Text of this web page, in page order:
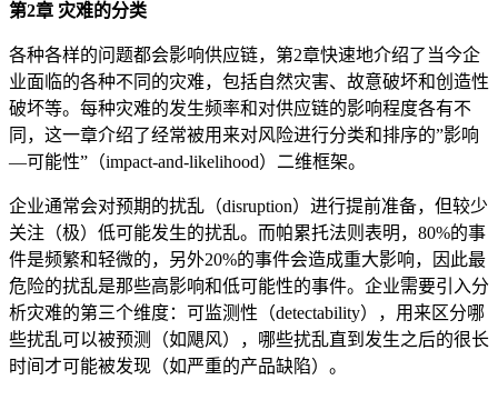
第2章 灾难的分类
各种各样的问题都会影响供应链，第2章快速地介绍了当今企
业面临的各种不同的灾难，包括自然灾害、故意破坏和创造性
破坏等。每种灾难的发生频率和对供应链的影响程度各有不
同，这一章介绍了经常被用来对风险进行分类和排序的”影响
—可能性”（impact-and-likelihood）二维框架。
企业通常会对预期的扰乱（disruption）进行提前准备，但较少
关注（极）低可能发生的扰乱。而帕累托法则表明，80%的事
件是频繁和轻微的，另外20%的事件会造成重大影响，因此最
危险的扰乱是那些高影响和低可能性的事件。企业需要引入分
析灾难的第三个维度：可监测性（detectability），用来区分哪
些扰乱可以被预测（如飓风），哪些扰乱直到发生之后的很长
时间才可能被发现（如严重的产品缺陷）。